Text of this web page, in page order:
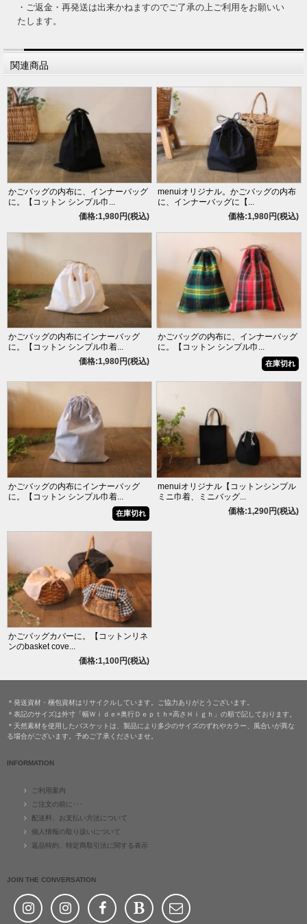
・ご返金・再発送は出来かねますのでご了承の上ご利用をお願いい
たします。
関連商品
かごバッグの内布に、インナーバッグ
に。【コットン シンプル巾...
価格:1,980円(税込)
menuiオリジナル。かごバッグの内布
に、インナーバッグに【...
価格:1,980円(税込)
かごバッグの内布にインナーバッグ
に。【コットン シンプル巾着...
価格:1,980円(税込)
かごバッグの内布に、インナーバッグ
に。【コットン シンプル巾...
在庫切れ
かごバッグの内布にインナーバッグ
に。【コットン シンプル巾着...
在庫切れ
menuiオリジナル【コットンシンプル
ミニ巾着、ミニバッグ...
価格:1,290円(税込)
かごバッグカバーに。【コットンリネ
ンのbasket cove...
価格:1,100円(税込)
＊発送資材・梱包資材はリサイクルしています。ご協力ありがとうございます。
＊表記のサイズは外寸「幅Ｗｉｄｅ×奥行Ｄｅｐｔｈ×高さＨｉｇｈ」の順で記しております。
＊天然素材を使用したバスケットは、製品により多少のサイズのずれやカラー、風合いが異な
る場合がございます。予めご了承くださいませ。
INFORMATION
ご利用案内
ご注文の前に･･･
配送料、お支払い方法について
個人情報の取り扱いについて
返品特約、特定商取引法に関する表示
JOIN THE CONVERSATION